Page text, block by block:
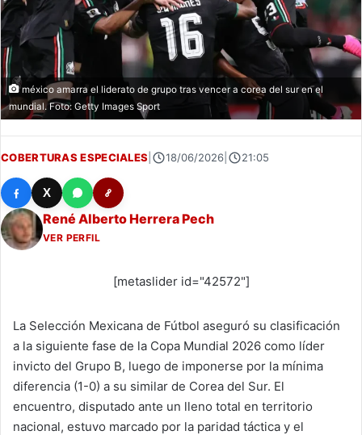
méxico amarra el liderato de grupo tras vencer a corea del sur en el
mundial. Foto: Getty Images Sport
COBERTURAS ESPECIALES 18/06/2026 21:05
X
René Alberto Herrera Pech
VER PERFIL
[metaslider id="42572"]
La Selección Mexicana de Fútbol aseguró su clasificación
a la siguiente fase de la Copa Mundial 2026 como líder
invicto del Grupo B, luego de imponerse por la mínima
diferencia (1-0) a su similar de Corea del Sur. El
encuentro, disputado ante un lleno total en territorio
nacional, estuvo marcado por la paridad táctica y el